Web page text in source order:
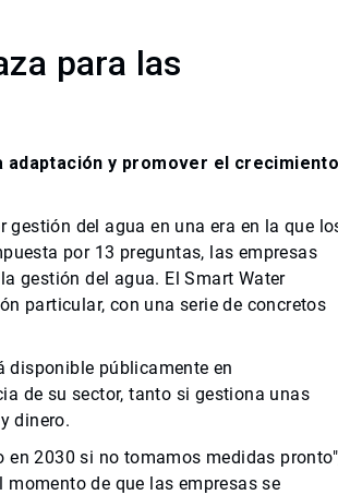
para las
adaptación y promover el
del agua en una era en la que
por 13 preguntas, las empresas
gestión del agua. El Smart Water
particular, con una serie de concretos
disponible públicamente en
de su sector, tanto si gestiona unas
dinero.
en 2030 si no tomamos medidas
de que las empresas se